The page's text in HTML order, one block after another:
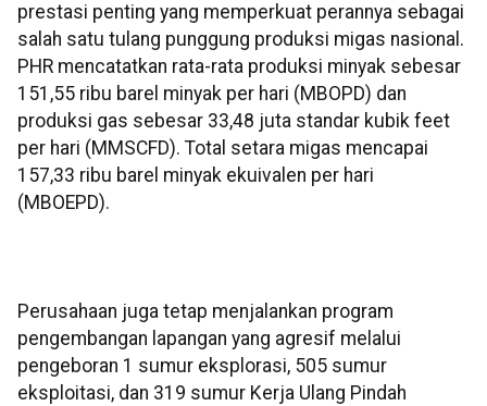
prestasi penting yang memperkuat perannya sebagai
salah satu tulang punggung produksi migas nasional.
PHR mencatatkan rata-rata produksi minyak sebesar
151,55 ribu barel minyak per hari (MBOPD) dan
produksi gas sebesar 33,48 juta standar kubik feet
per hari (MMSCFD). Total setara migas mencapai
157,33 ribu barel minyak ekuivalen per hari
(MBOEPD).
Perusahaan juga tetap menjalankan program
pengembangan lapangan yang agresif melalui
pengeboran 1 sumur eksplorasi, 505 sumur
eksploitasi, dan 319 sumur Kerja Ulang Pindah